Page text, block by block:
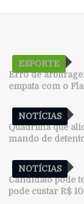
ESPORTE
Erro de
empata com o
NOTÍCIAS
Quadrilha que
mando de
NOTÍCIAS
Candidato pode
pode custar R$